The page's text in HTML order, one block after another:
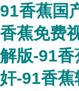
91香蕉国
香蕉免费
解版-91
奸-91香